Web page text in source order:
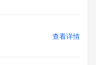
查看详情